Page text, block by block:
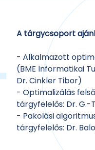
A tárgycsoport
- Alkalmazott
(BME Informatikai
Dr. Cinkler Tibor)
- Optimalizálás
tárgyfelelős: Dr.
- Pakolási
tárgyfelelős: Dr.